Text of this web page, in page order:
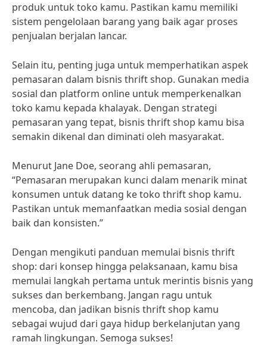
produk untuk toko kamu. Pastikan kamu memiliki
sistem pengelolaan barang yang baik agar proses
penjualan berjalan lancar.
Selain itu, penting juga untuk memperhatikan aspek
pemasaran dalam bisnis thrift shop. Gunakan media
sosial dan platform online untuk memperkenalkan
toko kamu kepada khalayak. Dengan strategi
pemasaran yang tepat, bisnis thrift shop kamu bisa
semakin dikenal dan diminati oleh masyarakat.
Menurut Jane Doe, seorang ahli pemasaran,
“Pemasaran merupakan kunci dalam menarik minat
konsumen untuk datang ke toko thrift shop kamu.
Pastikan untuk memanfaatkan media sosial dengan
baik dan konsisten.”
Dengan mengikuti panduan memulai bisnis thrift
shop: dari konsep hingga pelaksanaan, kamu bisa
memulai langkah pertama untuk merintis bisnis yang
sukses dan berkembang. Jangan ragu untuk
mencoba, dan jadikan bisnis thrift shop kamu
sebagai wujud dari gaya hidup berkelanjutan yang
ramah lingkungan. Semoga sukses!